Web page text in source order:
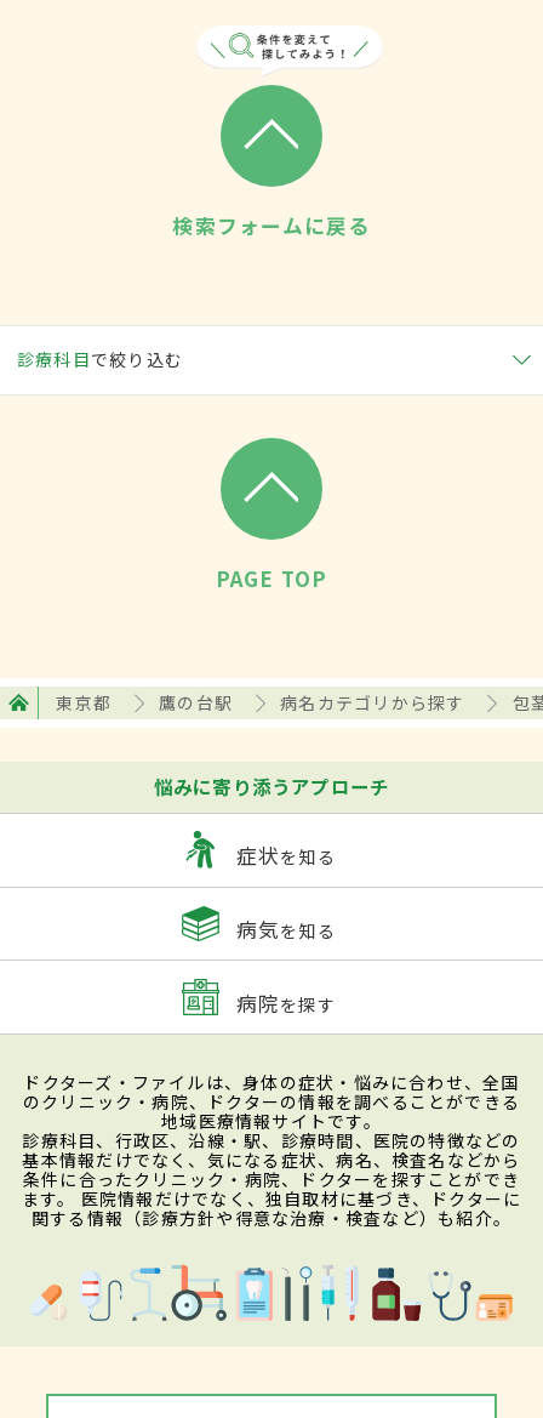
検索フォームに戻る
診療科目で絞り込む
PAGE TOP
東京都 鷹の台駅 病名カテゴリから探す 包
悩みに寄り添うアプローチ
症状を知る
病気を知る
病院を探す
ドクターズ・ファイルは、身体の症状・悩みに合わせ、全国
のクリニック・病院、ドクターの情報を調べることができる
地域医療情報サイトです。
診療科目、行政区、沿線・駅、診療時間、医院の特徴などの
基本情報だけでなく、気になる症状、病名、検査名などから
条件に合ったクリニック・病院、ドクターを探すことができ
ます。 医院情報だけでなく、独自取材に基づき、ドクターに
関する情報（診療方針や得意な治療・検査など）も紹介。